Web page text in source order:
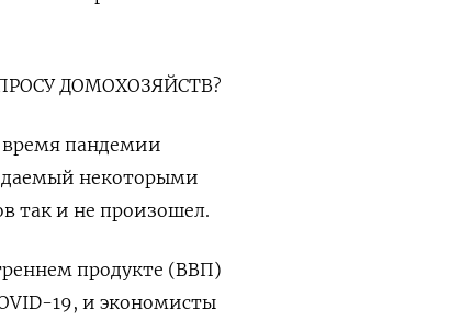
ДОМОХОЗЯЙСТВ?
время пандемии
некоторыми
так и не произошел.
продукте (ВВП)
19, и экономисты